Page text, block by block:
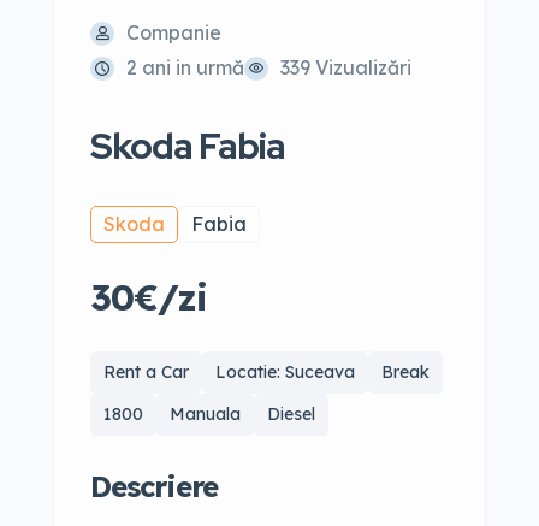
Companie
2 ani in urmă
339 Vizualizări
Skoda Fabia
Skoda Fabia
30€/zi
Rent a Car Locatie: Suceava
Break
1800
Manuala Diesel
Descriere